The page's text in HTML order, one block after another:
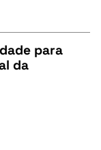
para
da